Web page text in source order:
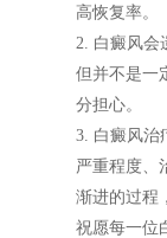
高恢复率。
2. 白癜风会
但并不是一
分担心。
3. 白癜风治
严重程度、
渐进的过程
祝愿每一位